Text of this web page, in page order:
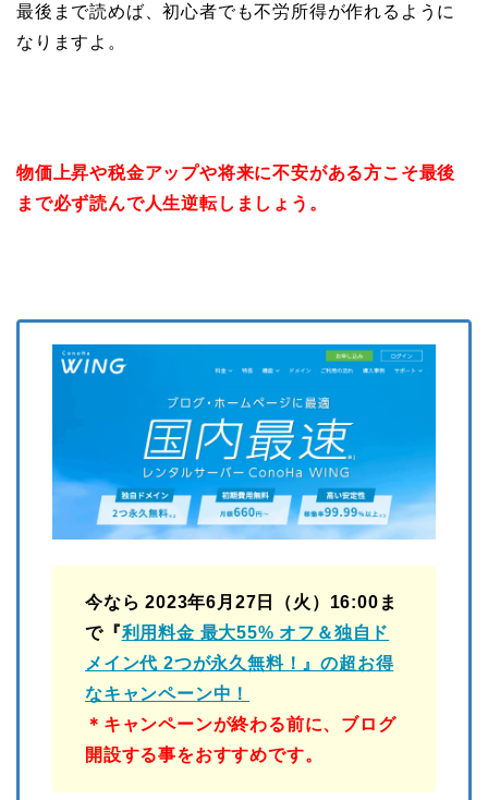
最後まで読めば、初心者でも不労所得が作れるように
なりますよ。
物価上昇や税金アップや将来に不安がある方こそ最後
まで必ず読んで人生逆転しましょう。
今なら 2023年6月27日（火）16:00ま
で『利用料金 最大55% オフ＆独自ド
メイン代 2つが永久無料！』の超お得
なキャンペーン中！
＊キャンペーンが終わる前に、ブログ
開設する事をおすすめです。